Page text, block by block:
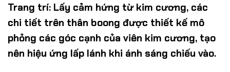
Trang trí: Lấy cảm hứng từ kim cương, các
chi tiết trên thân boong được thiết kế mô
phỏng các góc cạnh của viên kim cương, tạo
nên hiệu ứng lấp lánh khi ánh sáng chiếu vào.